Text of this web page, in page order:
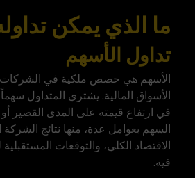
ما الذي يمكن
تداول الأسهم
الأسهم هي حصص ملكية في
الأسواق المالية. يشتري المتداول
في ارتفاع قيمته على المدى القصير أو
السهم بعوامل عدة، منها نتائج الشركة
الاقتصاد الكلي، والتوقعات
فيه.